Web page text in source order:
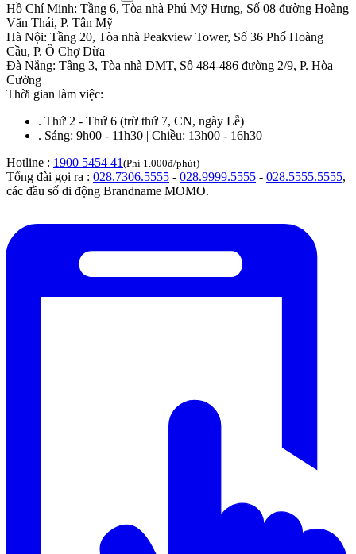
Hồ Chí Minh: Tầng 6, Tòa nhà Phú Mỹ Hưng, Số 08 đường Hoàng
Văn Thái, P. Tân Mỹ
Hà Nội: Tầng 20, Tòa nhà Peakview Tower, Số 36 Phố Hoàng
Cầu, P. Ô Chợ Dừa
Đà Nẵng: Tầng 3, Tòa nhà DMT, Số 484-486 đường 2/9, P. Hòa
Cường
Thời gian làm việc:
. Thứ 2 - Thứ 6 (trừ thứ 7, CN, ngày Lễ)
. Sáng: 9h00 - 11h30 | Chiều: 13h00 - 16h30
Hotline : 1900 5454 41 (Phí 1.000đ/phút)
Tổng đài gọi ra : 028.7306.5555 - 028.9999.5555 - 028.5555.5555,
các đầu số di động Brandname MOMO.